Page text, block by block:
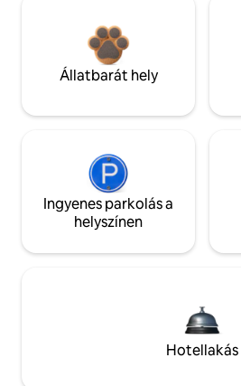
Állatbarát hely
Ingyenes parkolás a
helyszínen
Hotellakás